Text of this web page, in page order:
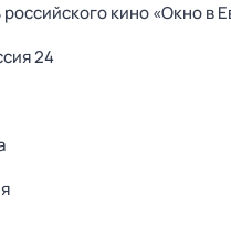
кино «Окно в
24